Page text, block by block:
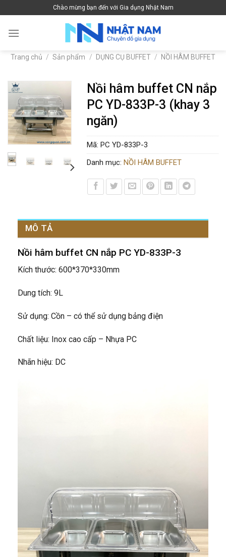
to
content
Chào mừng bạn đến với Gia dụng Nhật Nam
Trang chủ / Sản phẩm / DỤNG CỤ BUFFET / NỒI HÂM BUFFET
Nồi hâm buffet CN nắp
PC YD-833P-3 (khay 3
ngăn)
Mã: PC YD-833P-3
Danh mục: NỒI HÂM BUFFET
MÔ TẢ
Nồi hâm buffet CN nắp PC YD-833P-3
Kích thước: 600*370*330mm
Dung tích: 9L
Sử dụng: Cồn – có thể sử dụng bảng điện
Chất liệu: Inox cao cấp – Nhựa PC
Nhãn hiệu: DC